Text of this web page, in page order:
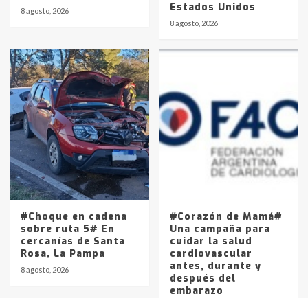
8 agosto, 2026
Estados Unidos
8 agosto, 2026
#Choque en cadena
sobre ruta 5# En
cercanías de Santa
Rosa, La Pampa
8 agosto, 2026
#Corazón de Mamá#
Una campaña para
cuidar la salud
cardiovascular
antes, durante y
después del
embarazo